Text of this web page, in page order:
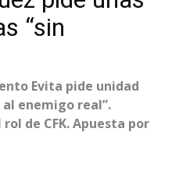
“sin
Evita pide unidad
enemigo real”.
de CFK. Apuesta por